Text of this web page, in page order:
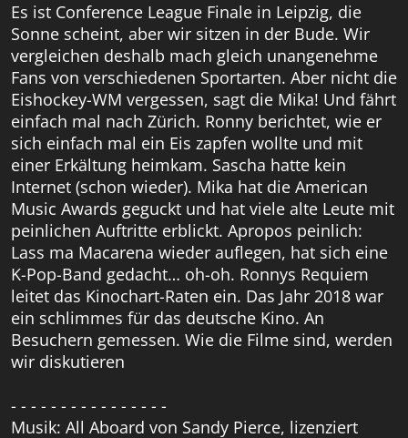
Es ist Conference League Finale in Leipzig, die
Sonne scheint, aber wir sitzen in der Bude. Wir
vergleichen deshalb mach gleich unangenehme
Fans von verschiedenen Sportarten. Aber nicht die
Eishockey-WM vergessen, sagt die Mika! Und fährt
einfach mal nach Zürich. Ronny berichtet, wie er
sich einfach mal ein Eis zapfen wollte und mit
einer Erkältung heimkam. Sascha hatte kein
Internet (schon wieder). Mika hat die American
Music Awards geguckt und hat viele alte Leute mit
peinlichen Auftritte erblickt. Apropos peinlich:
Lass ma Macarena wieder auflegen, hat sich eine
K-Pop-Band gedacht… oh-oh. Ronnys Requiem
leitet das Kinochart-Raten ein. Das Jahr 2018 war
ein schlimmes für das deutsche Kino. An
Besuchern gemessen. Wie die Filme sind, werden
wir diskutieren
- - - - - - - - - - - - - - - -
Musik: All Aboard von Sandy Pierce, lizenziert